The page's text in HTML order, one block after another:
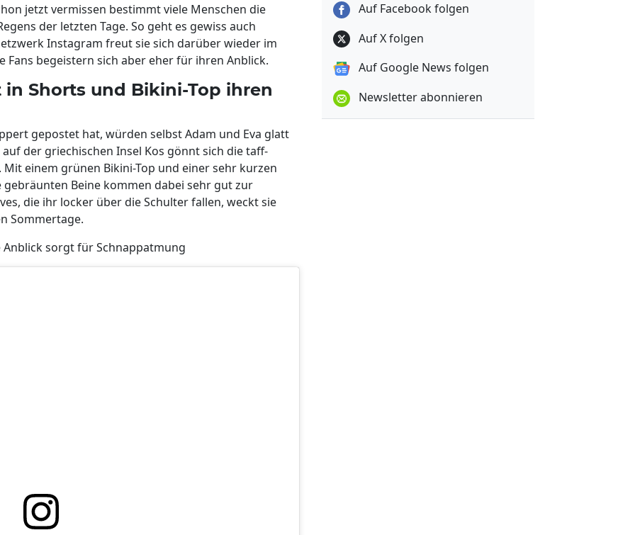
jetzt vermissen bestimmt viele Menschen die
der letzten Tage. So geht es gewiss auch
Instagram freut sie sich darüber wieder im
Fans begeistern sich aber eher für ihren Anblick.
Shorts und Bikini-Top ihren
gepostet hat, würden selbst Adam und Eva glatt
der griechischen Insel Kos gönnt sich die taff-
einem grünen Bikini-Top und einer sehr kurzen
Beine kommen dabei sehr gut zur
die ihr locker über die Schulter fallen, weckt sie
Sommertage.
Anblick sorgt für Schnappatmung
Auf Facebook folgen
Auf X folgen
Auf Google News folgen
Newsletter abonnieren